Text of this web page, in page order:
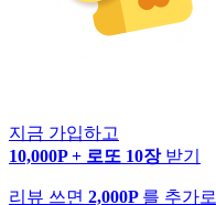
지금 가입하고
10,000P + 로또 10장 받기
리뷰 쓰면 2,000P 를 추가